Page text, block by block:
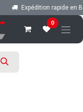
Expédition rapide en
0